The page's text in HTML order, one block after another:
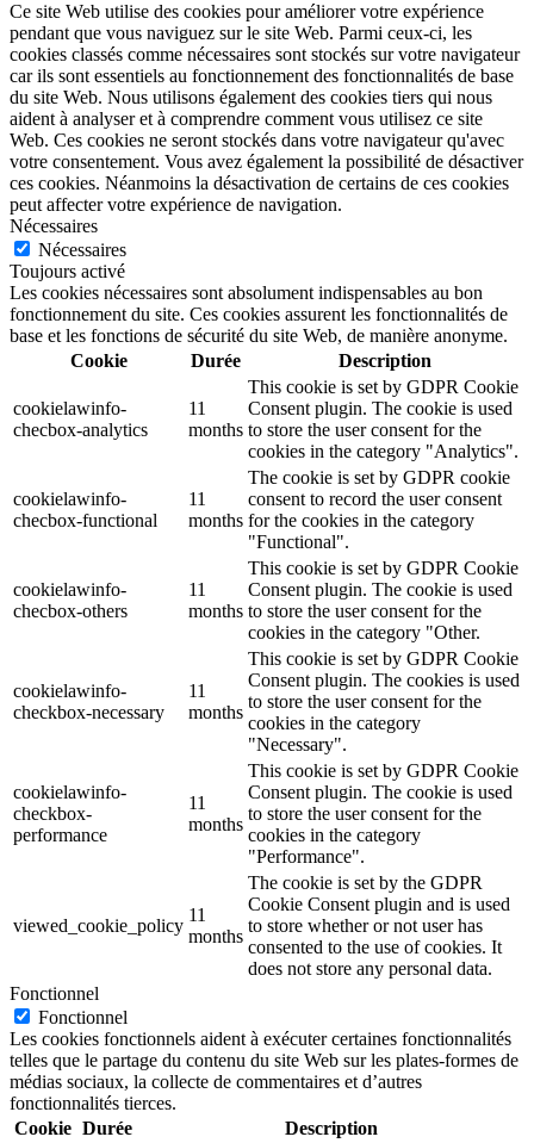
Ce site Web utilise des cookies pour améliorer votre expérience
pendant que vous naviguez sur le site Web. Parmi ceux-ci, les
cookies classés comme nécessaires sont stockés sur votre navigateur
car ils sont essentiels au fonctionnement des fonctionnalités de base
du site Web. Nous utilisons également des cookies tiers qui nous
aident à analyser et à comprendre comment vous utilisez ce site
Web. Ces cookies ne seront stockés dans votre navigateur qu'avec
votre consentement. Vous avez également la possibilité de désactiver
ces cookies. Néanmoins la désactivation de certains de ces cookies
peut affecter votre expérience de navigation.
Nécessaires
Nécessaires
Toujours activé
Les cookies nécessaires sont absolument indispensables au bon
fonctionnement du site. Ces cookies assurent les fonctionnalités de
base et les fonctions de sécurité du site Web, de manière anonyme.
Cookie
Durée Description
cookielawinfo-
checbox-analytics
11
months
This cookie is set by GDPR Cookie
Consent plugin. The cookie is used
to store the user consent for the
cookies in the category "Analytics".
cookielawinfo-
checbox-functional
11
months
The cookie is set by GDPR cookie
consent to record the user consent
for the cookies in the category
"Functional".
cookielawinfo-
checbox-others
11
months
This cookie is set by GDPR Cookie
Consent plugin. The cookie is used
to store the user consent for the
cookies in the category "Other.
cookielawinfo-
checkbox-necessary
11
months
This cookie is set by GDPR Cookie
Consent plugin. The cookies is used
to store the user consent for the
cookies in the category
"Necessary".
cookielawinfo-
checkbox-
performance
11
months
This cookie is set by GDPR Cookie
Consent plugin. The cookie is used
to store the user consent for the
cookies in the category
"Performance".
viewed_cookie_policy
11
months
The cookie is set by the GDPR
Cookie Consent plugin and is used
to store whether or not user has
consented to the use of cookies. It
does not store any personal data.
Fonctionnel
Fonctionnel
Les cookies fonctionnels aident à exécuter certaines fonctionnalités
telles que le partage du contenu du site Web sur les plates-formes de
médias sociaux, la collecte de commentaires et d’autres
fonctionnalités tierces.
Cookie Durée Description